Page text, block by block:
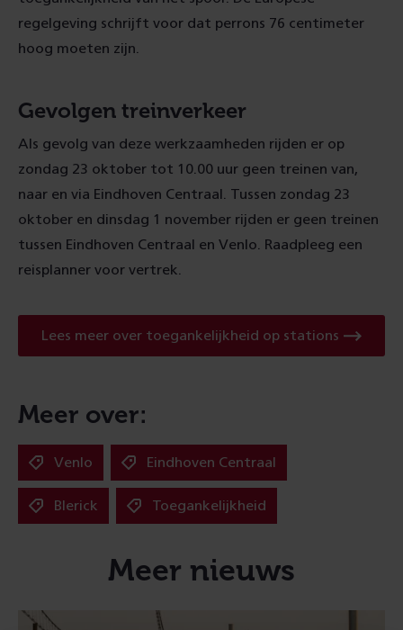
regelgeving schrijft voor dat perrons 76 centimeter
hoog moeten zijn.
Gevolgen treinverkeer
Als gevolg van deze werkzaamheden rijden er op
zondag 23 oktober tot 10.00 uur geen treinen van,
naar en via Eindhoven Centraal. Tussen zondag 23
oktober en dinsdag 1 november rijden er geen treinen
tussen Eindhoven Centraal en Venlo. Raadpleeg een
reisplanner voor vertrek.
Lees meer over toegankelijkheid op stations
Meer over:
Venlo Eindhoven Centraal
Blerick Toegankelijkheid
Meer nieuws